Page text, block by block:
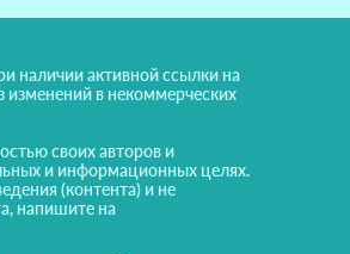
наличии активной ссылки на
изменений в некоммерческих
своих авторов и
и информационных целях.
(контента) и не
напишите на